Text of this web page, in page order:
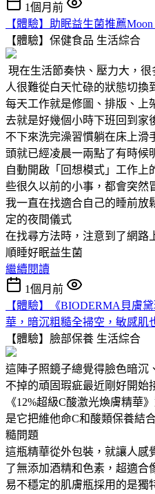
1個月前
【體驗】助眠益生菌推薦
【體驗】保健食品 生活綜合
現在生活節奏快、壓力大，
人很難從白天忙碌的狀態切換
每天工作就是修圖、排版、上
去就是好幾個小時下班回到家
不下來洗完澡習慣躺在床上滑
頭就已經凌晨一兩點了有時候
自動開啟「回想模式」工作上
些很久以前的小事，都會突然
我一直在找適合自己的睡前放
定的夜間儀式
在找尋方法時，注意到了網路
順睡好眠益生菌
繼續閱讀
1個月前
【體驗】《BIODERMA貝膚
華，暗沉粗糙全掃空，敏感肌
【體驗】臉部保養 生活綜合
這陣子照鏡子總覺得臉色暗沉
不掉的頑固瑕疵最近剛好開始
《12%超級C酸激光煥膚精華
是它把維他命C和酸類保養結
糙問題
這瓶精華從外包裝，就讓人感
了無添加酒精和色素，超適合
易不穩定的肌膚瓶採用的是獨